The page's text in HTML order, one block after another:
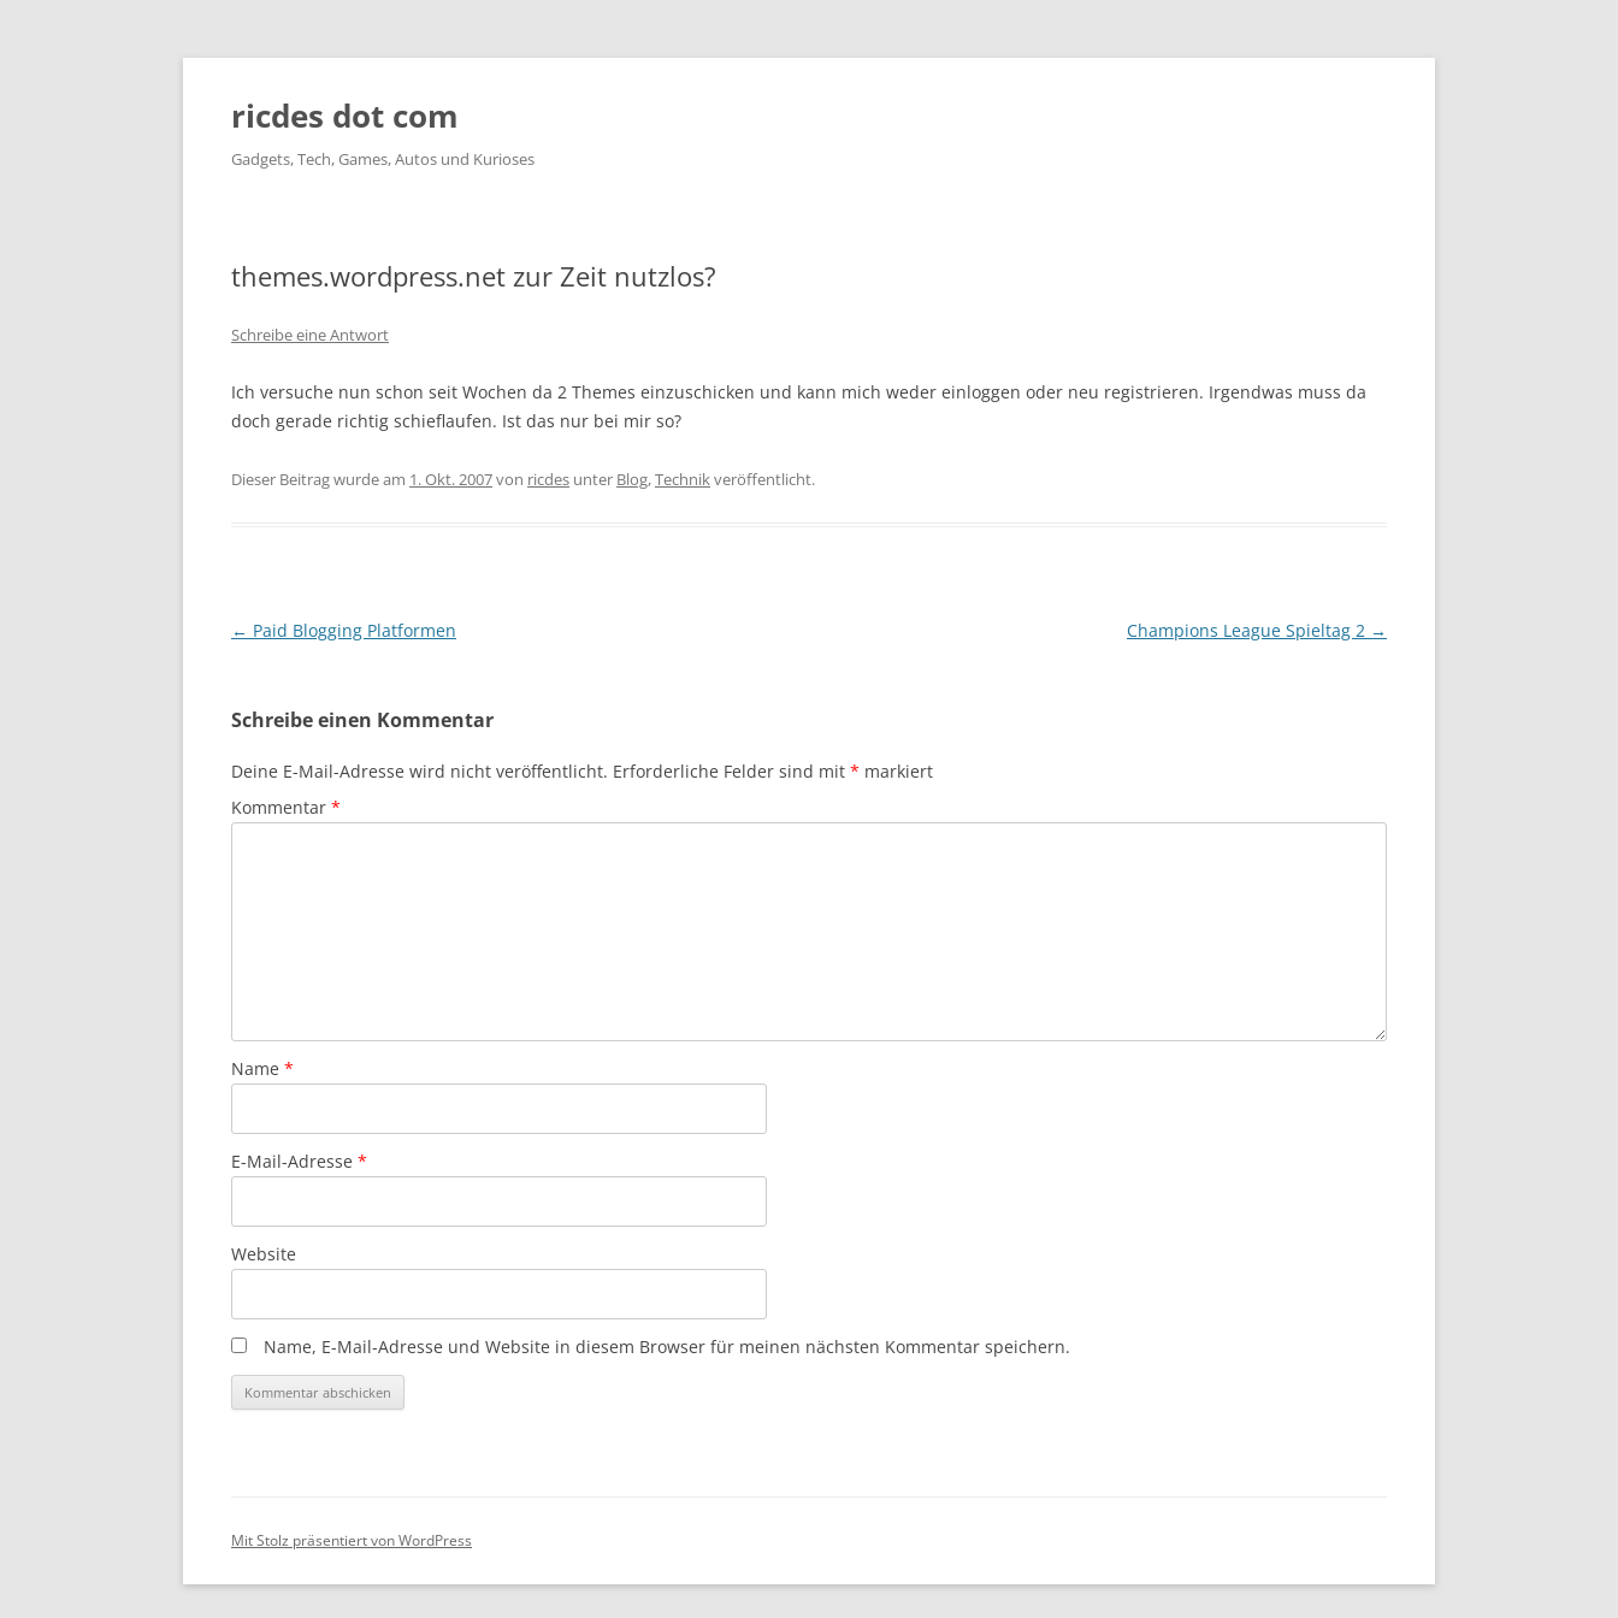
ricdes dot com
Gadgets, Tech, Games, Autos und Kurioses
themes.wordpress.net zur Zeit nutzlos?
Schreibe eine Antwort
Ich versuche nun schon seit Wochen da 2 Themes einzuschicken und kann mich weder einloggen oder neu registrieren. Irgendwas muss da
doch gerade richtig schieflaufen. Ist das nur bei mir so?
Dieser Beitrag wurde am 1. Okt. 2007von ricdes unter Blog,Technikveröffentlicht.
Beitragsnavigation
← Paid Blogging Platformen Champions League Spieltag 2 →
Schreibe einen Kommentar
Deine E-Mail-Adresse wird nicht veröffentlicht. Erforderliche Felder sind mit * markiert
Kommentar *
Name *
E-Mail-Adresse *
Website
Name, E-Mail-Adresse und Website in diesem Browser für meinen nächsten Kommentar speichern.
Mit Stolz präsentiert von WordPress